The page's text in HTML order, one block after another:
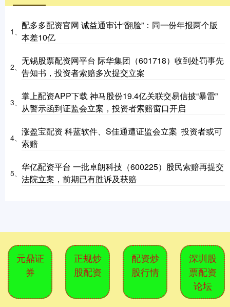
1、
配多多配资官网 诚益通审计“翻脸”：同一份年报两个版
本差10亿
2、
无锡股票配资网平台 际华集团（601718）收到处罚事先
告知书，投资者索赔多次提交立案
3、
掌上配资APP下载 神马股份19.4亿关联交易信披“暴雷”
从警示函到证监会立案，投资者索赔窗口开启
4、
涨盈宝配资 科蓝软件、S佳通遭证监会立案 投资者或可
索赔
5、
华亿配资平台 一批卓朗科技（600225）股民索赔再提交
法院立案，前期已有胜诉及获赔
元鼎证
券
正规炒
股配资
配资炒
股行情
深圳股
票配资
论坛